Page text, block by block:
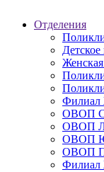
Отделения
Филиал
ОВОП
ОВОП
ОВОП
ОВОП
Филиал